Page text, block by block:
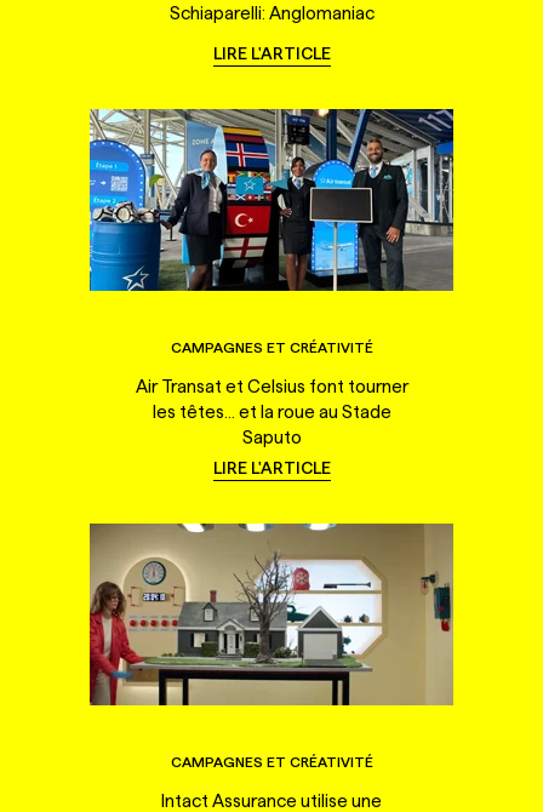
Schiaparelli: Anglomaniac
LIRE L'ARTICLE
CAMPAGNES ET CRÉATIVITÉ
Air Transat et Celsius font tourner
les têtes... et la roue au Stade
Saputo
LIRE L'ARTICLE
CAMPAGNES ET CRÉATIVITÉ
Intact Assurance utilise une